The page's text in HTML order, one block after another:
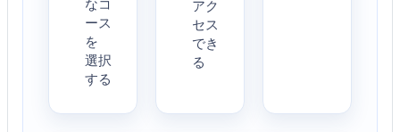
なコ
ース
を
選択
する
アク
セス
でき
る